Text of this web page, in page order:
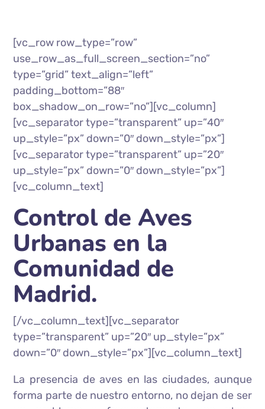
[vc_row row_type=”row”
use_row_as_full_screen_section=”no”
type=”grid” text_align=”left”
padding_bottom=”88″
box_shadow_on_row=”no”][vc_column]
[vc_separator type=”transparent” up=”40″
up_style=”px” down=”0″ down_style=”px”]
[vc_separator type=”transparent” up=”20″
up_style=”px” down=”0″ down_style=”px”]
[vc_column_text]
Control de Aves
Urbanas en la
Comunidad de
Madrid.
[/vc_column_text][vc_separator
type=”transparent” up=”20″ up_style=”px”
down=”0″ down_style=”px”][vc_column_text]
La presencia de aves en las ciudades, aunque
forma parte de nuestro entorno, no dejan de ser